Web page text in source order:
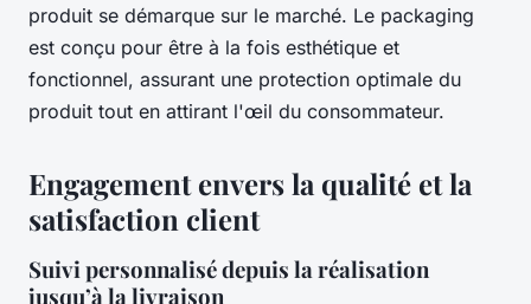
produit se démarque sur le marché. Le packaging
est conçu pour être à la fois esthétique et
fonctionnel, assurant une protection optimale du
produit tout en attirant l'œil du consommateur.
Engagement envers la qualité et la
satisfaction client
Suivi personnalisé depuis la réalisation
jusqu’à la livraison